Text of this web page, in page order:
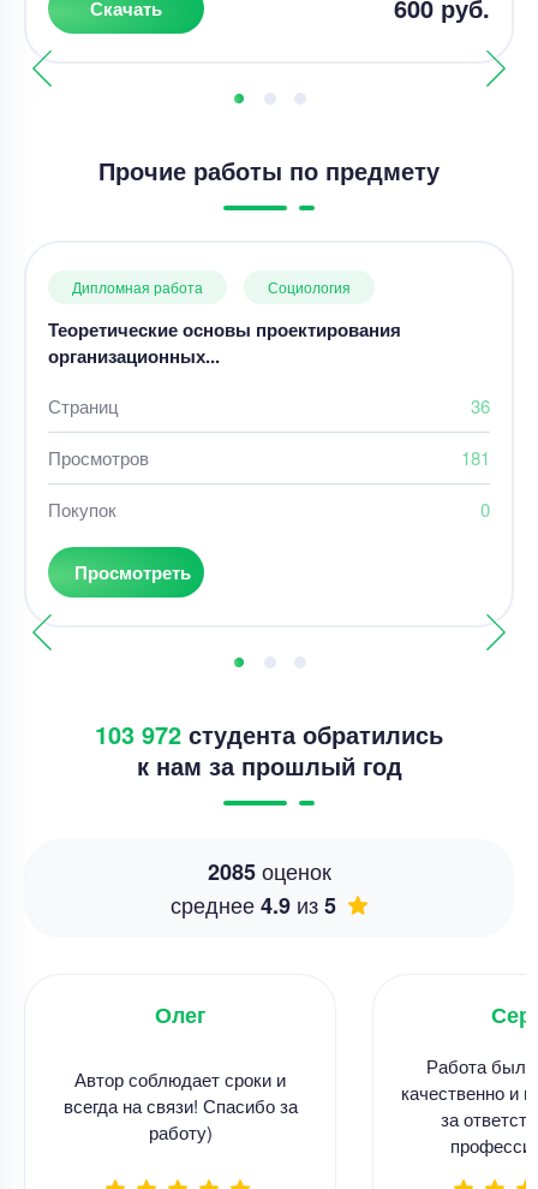
Скачать 600 руб.
Прочие работы по предмету
Дипломная работа Социология
Теоретические основы проектирования
организационных...
Страниц 36
Просмотров 181
Покупок 0
Просмотреть
103 972 студента обратились
к нам за прошлый год
2085оценок
среднее4.9 из5
Олег
Автор соблюдает сроки и
всегда на связи! Спасибо за
работу)
Работа
качественно и
за